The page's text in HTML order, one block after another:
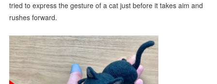
tried to express the gesture of a cat just before it takes aim and
rushes forward.